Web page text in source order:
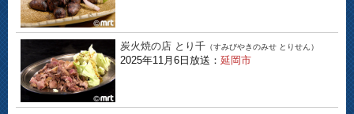
炭火焼の店 とり千 （すみびやきのみせ とりせん）
2025年11月6日放送： 延岡市